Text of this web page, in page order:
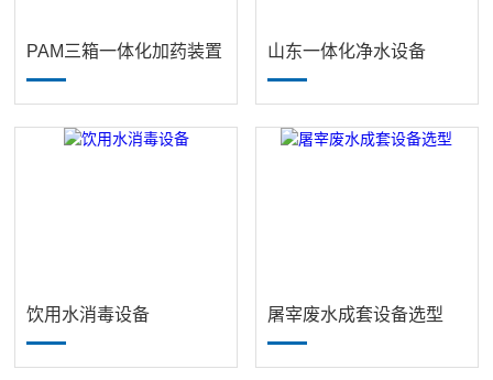
PAM三箱一体化加药装置 山东一体化净水设备
饮用水消毒设备 屠宰废水成套设备选型